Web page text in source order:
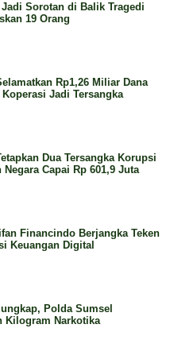
Sorotan di Balik Tragedi
19 Orang
Rp1,26 Miliar Dana
Jadi Tersangka
Dua Tersangka Korupsi
Negara Capai Rp 601,9 Juta
Financindo Berjangka Teken
Keuangan Digital
Polda Sumsel
Kilogram Narkotika